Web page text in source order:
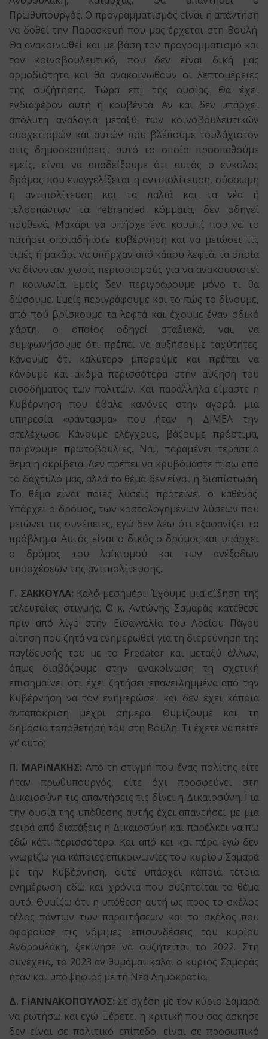
Πρωθυπουργός. Ο προγραμματισμός είναι η απάντηση
να δοθεί την Παρασκευή που μας έρχεται στη Βουλή.
Θα ανακοινωθεί και με βάση τον προγραμματισμό και
τον κοινοβουλευτικό, που δεν είναι δική μας
αρμοδιότητα και θα ανακοινωθούν οι λεπτομέρειες
της συζήτησης. Τώρα επί της ουσίας. Θα έχει
ενδιαφέρον αυτή η κουβέντα. Αν και δεν υπάρχει
απόλυτη αναλογία μεταξύ των κοινοβουλευτικών
συσχετισμών και αυτών που βλέπουμε τουλάχιστον
στις δημοσκοπήσεις, αυτό το οποίο προσπαθούμε
εμείς, είναι να αποδείξουμε ότι αυτός ο εύκολος
δρόμος που ευαγγελίζεται η αντιπολίτευση, σύσσωμη
η αντιπολίτευση και τα παλιά και τα νέα ή
τελοσπάντων τα rebranded κόμματα, δεν οδηγεί
πουθενά. Μακάρι να υπήρχε ένα κουμπί που να το
πατήσει οποιαδήποτε κυβέρνηση και να μειώσει τις
τιμές ή μακάρι να υπήρχαν από κάπου λεφτά, τα οποία
να δίνονταν χωρίς περιορισμούς για να ανακουφιστεί
η κοινωνία. Εμείς δεν περιγράφουμε μόνο τι θα
δώσουμε. Εμείς περιγράφουμε και το πώς το δίνουμε,
από πού βρίσκουμε τα λεφτά και έχουμε έναν οδικό
χάρτη, ο οποίος οδηγεί σταδιακά, ναι, να
συμφωνήσουμε ότι πρέπει να αυξήσουμε ταχύτητες.
Κάνουμε ότι καλύτερο μπορούμε και πρέπει να
κάνουμε και ακόμα περισσότερα στην αύξηση του
εισοδήματος των πολιτών. Και παράλληλα είμαστε η
Κυβέρνηση που έβαλε κανόνες στην αγορά, μια
υπηρεσία «φάντασμα» που ήταν η ΔΙΜΕΑ την
στελέχωσε. Κάνουμε ελέγχους, βάζουμε πρόστιμα,
παίρνουμε πρωτοβουλίες. Ναι, παραμένει τεράστιο
θέμα η ακρίβεια. Δεν πρέπει να κρυβόμαστε πίσω από
το δάχτυλό μας, αλλά το θέμα δεν είναι η διαπίστωση.
Το θέμα είναι ποιες λύσεις προτείνει ο καθένας.
Υπάρχει ο δρόμος, των κοστολογημένων λύσεων που
μειώνει τις συνέπειες, εγώ δεν λέω ότι εξαφανίζει το
πρόβλημα. Αυτός είναι ο δικός ο δρόμος και υπάρχει
ο δρόμος του λαϊκισμού και των ανέξοδων
υποσχέσεων της αντιπολίτευσης.
Γ. ΣΑΚΚΟΥΛΑ: Καλό μεσημέρι. Έχουμε μια είδηση της
τελευταίας στιγμής. Ο κ. Αντώνης Σαμαράς κατέθεσε
πριν από λίγο στην Εισαγγελία του Αρείου Πάγου
αίτηση που ζητά να ενημερωθεί για τη διερεύνηση της
παγίδευσής του με το Predator και μεταξύ άλλων,
όπως διαβάζουμε στην ανακοίνωση τη σχετική
επισημαίνει ότι έχει ζητήσει επανειλημμένα από την
Κυβέρνηση να τον ενημερώσει και δεν έχει κάποια
ανταπόκριση μέχρι σήμερα. Θυμίζουμε και τη
δημόσια τοποθέτησή του στη Βουλή. Τι έχετε να πείτε
γι’ αυτό;
Π. ΜΑΡΙΝΑΚΗΣ: Από τη στιγμή που ένας πολίτης είτε
ήταν πρωθυπουργός, είτε όχι προσφεύγει στη
Δικαιοσύνη τις απαντήσεις τις δίνει η Δικαιοσύνη. Για
την ουσία της υπόθεσης αυτής έχει απαντήσει με μια
σειρά από διατάξεις η Δικαιοσύνη και παρέλκει να πω
εδώ κάτι περισσότερο. Και από κει και πέρα εγώ δεν
γνωρίζω για κάποιες επικοινωνίες του κυρίου Σαμαρά
με την Κυβέρνηση, ούτε υπάρχει κάποια τέτοια
ενημέρωση εδώ και χρόνια που συζητείται το θέμα
αυτό. Θυμίζω ότι η υπόθεση αυτή ως προς το σκέλος
τέλος πάντων των παραιτήσεων και το σκέλος που
αφορούσε τις νόμιμες επισυνδέσεις του κυρίου
Ανδρουλάκη, ξεκίνησε να συζητείται το 2022. Στη
συνέχεια, το 2023 αν θυμάμαι καλά, ο κύριος Σαμαράς
ήταν και υποψήφιος με τη Νέα Δημοκρατία.
Δ. ΓΙΑΝΝΑΚΟΠΟΥΛΟΣ: Σε σχέση με τον κύριο Σαμαρά
να ρωτήσω και εγώ. Ξέρετε, η κριτική που σας άσκησε
δεν είναι σε πολιτικό επίπεδο, είναι σε προσωπικό